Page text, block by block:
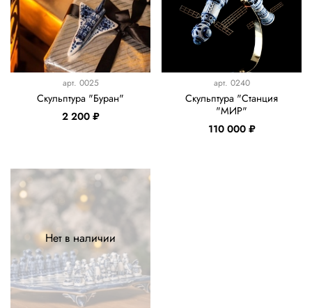
арт. 0025
Скульптура "Буран"
2 200 ₽
арт. 0240
Скульптура "Станция
"МИР"
110 000 ₽
Нет в наличии